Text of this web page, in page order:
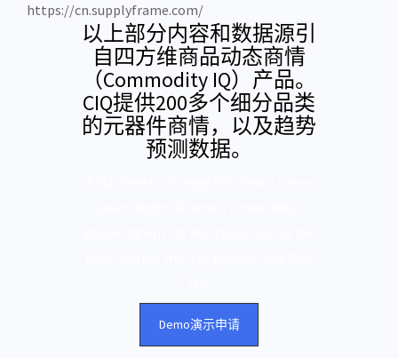
https://cn.supplyframe.com/
以上部分内容和数据源引
自四方维商品动态商情
（Commodity IQ）产品。
CIQ提供200多个细分品类
的元器件商情，以及趋势
预测数据。
Demo演示申请